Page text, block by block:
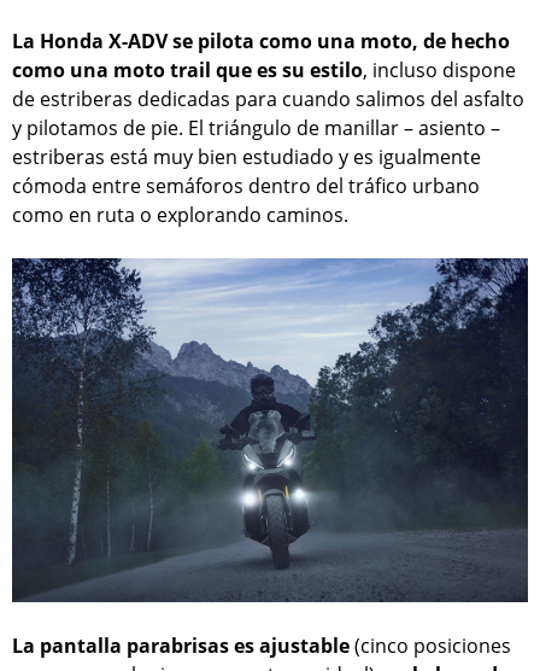
La Honda X-ADV se pilota como una moto, de hecho
como una moto trail que es su estilo, incluso dispone
de estriberas dedicadas para cuando salimos del asfalto
y pilotamos de pie. El triángulo de manillar – asiento –
estriberas está muy bien estudiado y es igualmente
cómoda entre semáforos dentro del tráfico urbano
como en ruta o explorando caminos.
La pantalla parabrisas es ajustable(cinco posiciones